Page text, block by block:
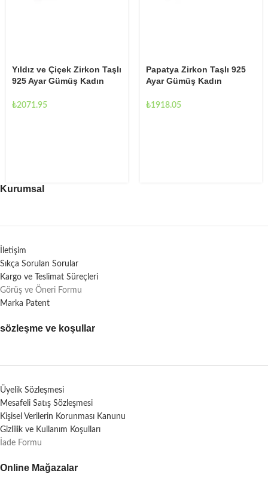
Yıldız ve Çiçek Zirkon Taşlı
925 Ayar Gümüş Kadın
₺2071.95
Papatya Zirkon Taşlı 925
Ayar Gümüş Kadın
₺1918.05
Kurumsal
İletişim
Sıkça Sorulan Sorular
Kargo ve Teslimat Süreçleri
Görüş ve Öneri Formu
Marka Patent
sözleşme ve koşullar
Üyelik Sözleşmesi
Mesafeli Satış Sözleşmesi
Kişisel Verilerin Korunması Kanunu
Gizlilik ve Kullanım Koşulları
İade Formu
Online Mağazalar